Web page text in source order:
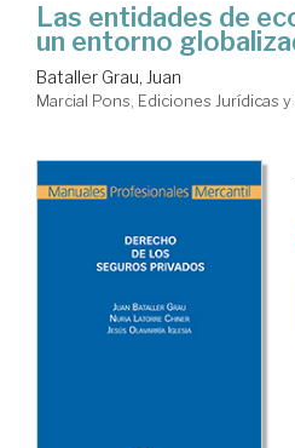
Las entidades de
un entorno
Bataller Grau, Juan
Marcial Pons, Ediciones Jurídicas